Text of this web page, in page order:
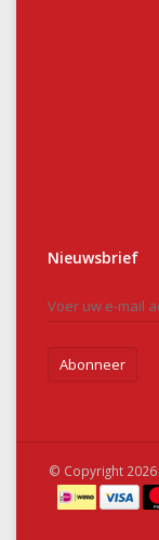
Nieuwsbrief
Abonneer
© Copyright